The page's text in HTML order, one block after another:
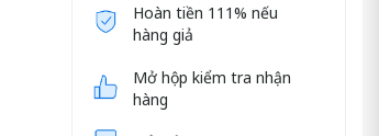
Hoàn tiền 111% nếu
hàng giả
Mở hộp kiểm tra nhận
hàng